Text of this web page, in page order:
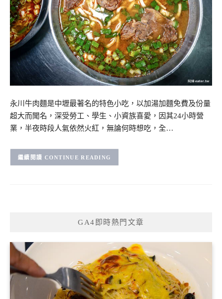
永川牛肉麵是中壢最著名的特色小吃，以加湯加麵免費及份量
超大而聞名，深受勞工、學生、小資族喜愛，因其24小時營
業，半夜時段人氣依然火紅，無論何時想吃，全…
CONTINUE READING
GA4即時熱門文章